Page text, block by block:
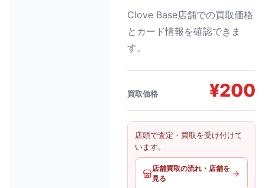
Clove Base店舗での買取価格
とカード情報を確認できま
す。
買取価格 ¥200
店頭で査定・買取を受け付けて
います。
店舗買取の流れ・店舗を
見る